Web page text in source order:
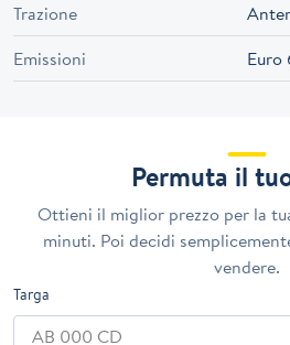
Trazione
Emissioni
Euro
Permuta il
Ottieni il miglior prezzo per la
minuti. Poi decidi
vendere.
Targa